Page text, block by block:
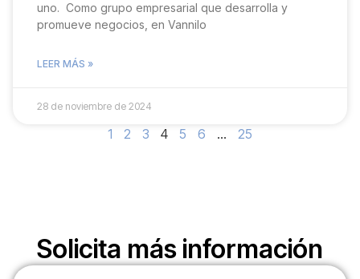
uno. Como grupo empresarial que desarrolla y
promueve negocios, en Vannilo
LEER MÁS »
28 de noviembre de 2024
1 2 3 4 5 6 … 25
Solicita más información